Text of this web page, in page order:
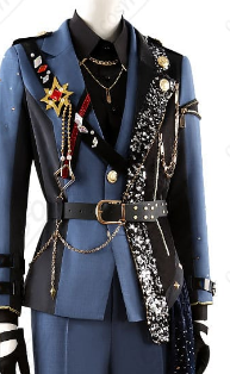
ボーカルとクールなサウン
ダーランズ×ショウタイム（
華やかなショー演出とコミ
サブユニットEve）所属。端
千秋：流星隊のリーダー。熱
・瀬名泉：Knights所属。
武器。 ・逆先夏目：Switch
出に長ける。